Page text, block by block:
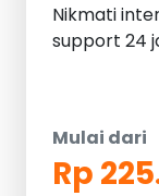
Nikmati
support 24
Mulai dari
Rp